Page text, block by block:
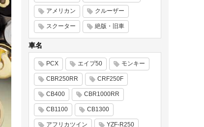
アメリカン クルーザー
スクーター 絶版・旧車
車名
PCX エイプ50 モンキー
CBR250RR CRF250F
CB400 CBR1000RR
CB1100 CB1300
アフリカツイン YZF-R250